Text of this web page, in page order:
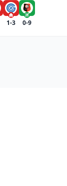
1-3 0-9